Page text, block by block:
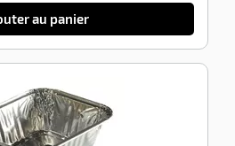
au panier